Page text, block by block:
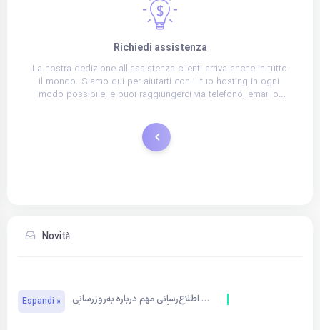
Richiedi assistenza
La nostra dedizione all'assistenza clienti arriva anche in tutto
il mondo. Siamo qui per aiutarti con il tuo hosting in ogni
modo possibile, e puoi raggiungerci via telefono, email o
Ticket di Assistenza
Novità
اطلاع‌رسانی مهم درباره به‌روزرسانی
تعرفه خدمات ساران هاستینگ
Espandi »